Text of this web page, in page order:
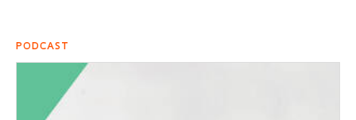
PODCAST